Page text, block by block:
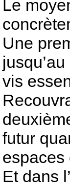
Le
Une
vis
futur
espaces
Et dans